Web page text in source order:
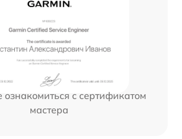
с сертификатом
мастера